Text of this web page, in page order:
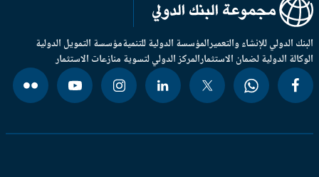
الدولي للإنشاء والتعميرالمؤسسة الدولية للتنميةمؤسسة التمويل الدولية
الدولية لضمان الاستثمارالمركز الدولي لتسوية منازعات الاستثمار